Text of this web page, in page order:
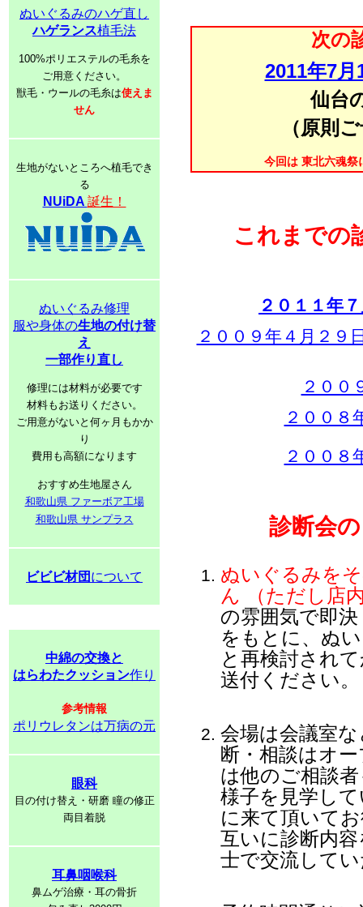
ぬいぐるみのハゲ直し
ハゲランス植毛法
100%ポリエステルの毛糸を
ご用意ください。
獣毛・ウールの毛糸は使えま
せん
生地がないところへ植毛でき
る
NUiDA 誕生！
ぬいぐるみ修理
服や身体の生地の付け替
え
一部作り直し
修理には材料が必要です
材料もお送りください。
ご用意がないと何ヶ月もかか
り
費用も高額になります
おすすめ生地屋さん
和歌山県 ファーボア工場
和歌山県 サンプラス
ビビビ材団 について
中綿の交換と
はらわたクッション作り
参考情報
ポリウレタンは万病の元
眼科
目の付け替え・研磨 瞳の修正
両目着脱
耳鼻咽喉科
鼻ムゲ治療・耳の骨折
次の
2011年7月
仙台
（原則
今回は 東北六魂祭
これまでの
２０１１年
２００９年４月２
２００
２００
２００
診断会
ぬいぐるみを
ん （ただし店
の雰囲気で即
をもとに、ぬ
と再検討され
送付ください。
会場は会議室
断・相談はオ
は他のご相談
様子を見学し
に来て頂いて
互いに診断内
士で交流して